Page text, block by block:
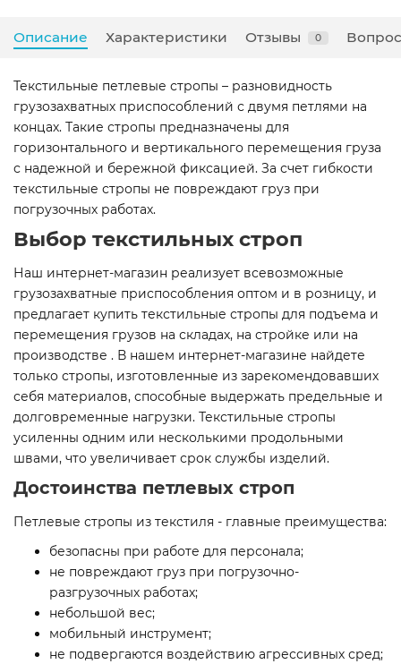
Описание Характеристики Отзывы 0
Текстильные петлевые стропы – разновидность
грузозахватных приспособлений с двумя петлями на
концах. Такие стропы предназначены для
горизонтального и вертикального перемещения груза
с надежной и бережной фиксацией. За счет гибкости
текстильные стропы не повреждают груз при
погрузочных работах.
Выбор текстильных строп
Наш интернет-магазин реализует всевозможные
грузозахватные приспособления оптом и в розницу, и
предлагает купить текстильные стропы для подъема и
перемещения грузов на складах, на стройке или на
производстве . В нашем интернет-магазине найдете
только стропы, изготовленные из зарекомендовавших
себя материалов, способные выдержать предельные и
долговременные нагрузки. Текстильные стропы
усиленны одним или несколькими продольными
швами, что увеличивает срок службы изделий.
Достоинства петлевых строп
Петлевые стропы из текстиля - главные преимущества:
безопасны при работе для персонала;
не повреждают груз при погрузочно-
разгрузочных работах;
небольшой вес;
мобильный инструмент;
не подвергаются воздействию агрессивных сред;